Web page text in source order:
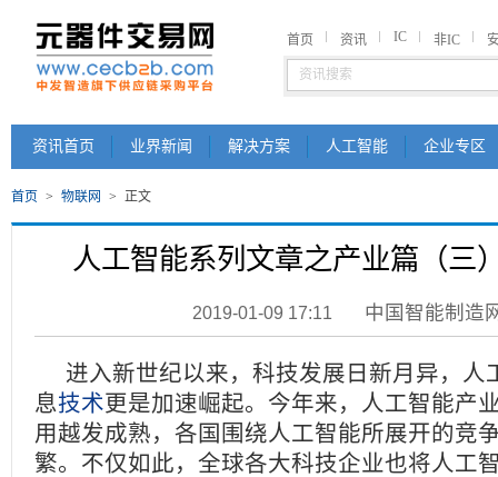
首页 资讯 IC 非IC
资讯首页 业界新闻 解决方案 人工智能 企业专区
首页 > 物联网 > 正文
人工智能系列文章之产业篇（三
2019-01-09 17:11 中国智能制造
进入新世纪以来，科技发展日新月异，人
息技术更是加速崛起。今年来，人工智能产
用越发成熟，各国围绕人工智能所展开的竞
繁。不仅如此，全球各大科技企业也将人工